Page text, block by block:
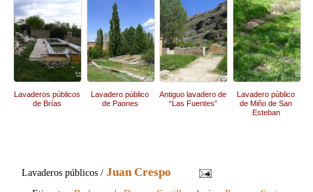
Lavaderos públicos
de Brías
Lavadero público
de Paones
Antiguo lavadero de
“Las Fuentes”
Lavadero público
de Miño de San
Esteban
Lavaderos públicos /Juan Crespo